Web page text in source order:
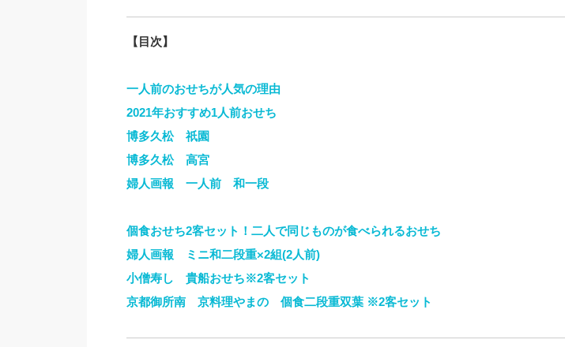
【目次】
一人前のおせちが人気の理由
2021年おすすめ1人前おせち
博多久松 祇園
博多久松 高宮
婦人画報 一人前 和一段
個食おせち2客セット！二人で同じものが食べられるおせち
婦人画報 ミニ和二段重×2組(2人前)
小僧寿し 貴船おせち※2客セット
京都御所南 京料理やまの 個食二段重双葉 ※2客セット